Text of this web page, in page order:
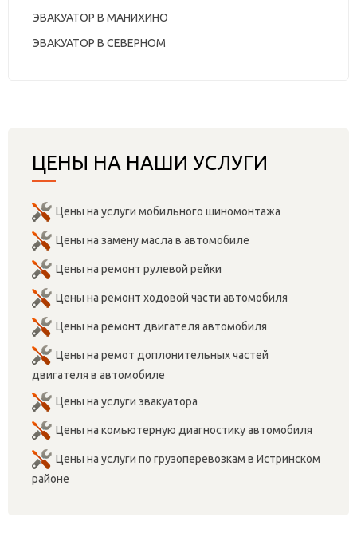
ЭВАКУАТОР В МАНИХИНО
ЭВАКУАТОР В СЕВЕРНОМ
ЦЕНЫ НА НАШИ УСЛУГИ
Цены на услуги мобильного шиномонтажа
Цены на замену масла в автомобиле
Цены на ремонт рулевой рейки
Цены на ремонт ходовой части автомобиля
Цены на ремонт двигателя автомобиля
Цены на ремот доплонительных частей
двигателя в автомобиле
Цены на услуги эвакуатора
Цены на комьютерную диагностику автомобиля
Цены на услуги по грузоперевозкам в Истринском
районе